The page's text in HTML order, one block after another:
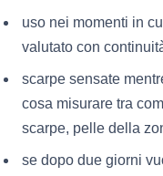
uso nei momenti in
valutato con
scarpe sensate
cosa misurare tra
scarpe, pelle della
se dopo due giorni